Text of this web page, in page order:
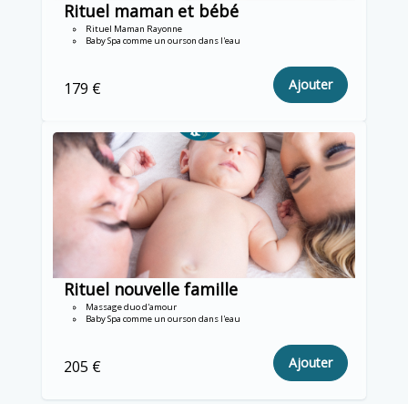
Rituel maman et bébé
Rituel Maman Rayonne
Baby Spa comme un ourson dans l'eau
179 € Ajouter
Rituel nouvelle famille
Massage duo d'amour
Baby Spa comme un ourson dans l'eau
205 € Ajouter